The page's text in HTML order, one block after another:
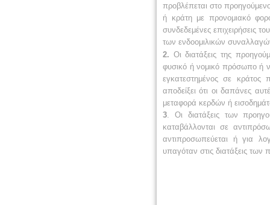
προβλέπεται στο
ή κράτη με προνομιακό
συνδεδεμένες επιχειρήσεις
των ενδοομιλικών
2. Οι διατάξεις της
φυσικό ή νομικό πρόσωπο ή
εγκατεστημένος σε κράτος
αποδείξει ότι οι δαπάνες
μεταφορά κερδών ή
3 . Οι διατάξεις των
καταβάλλονται σε
αντιπροσωπεύεται ή για
υπαγόταν στις διατάξεις